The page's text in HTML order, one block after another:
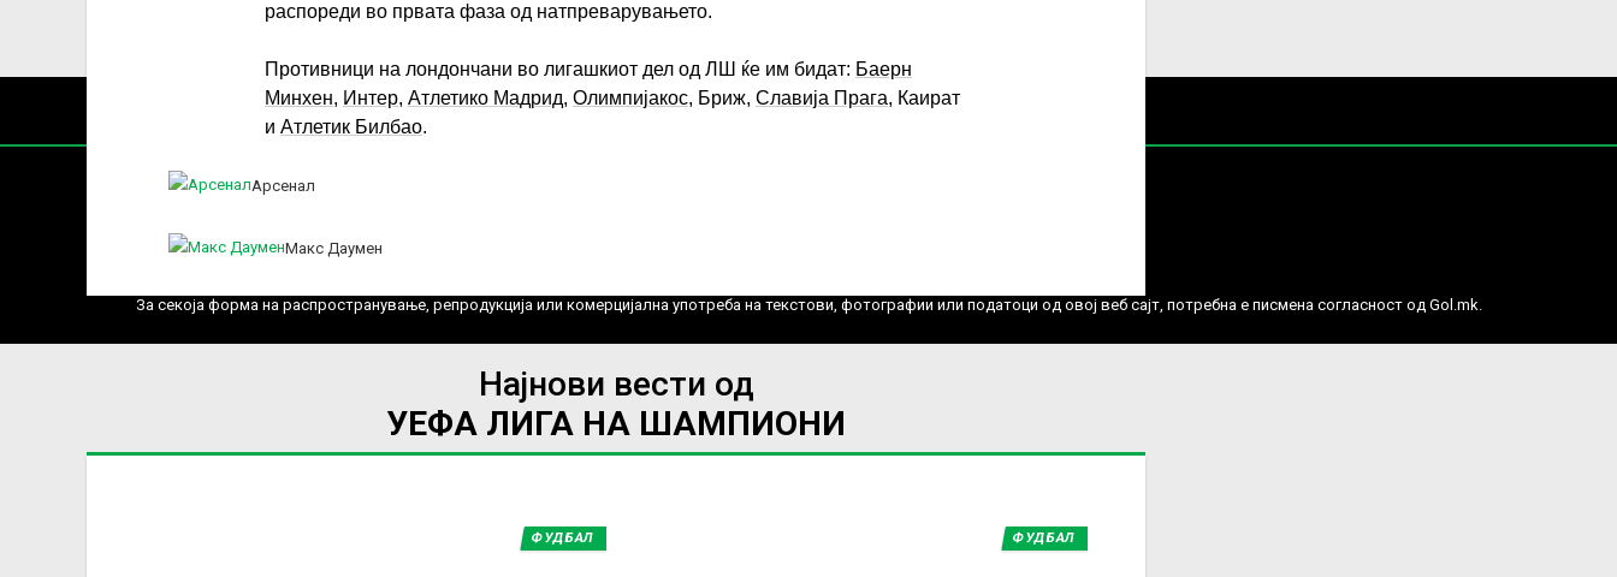
распореди во првата фаза од натпреварувањето.
Противници на лондончани во лигашкиот дел од ЛШ ќе им бидат: Баерн
Минхен, Интер, Атлетико Мадрид, Олимпијакос, Бриж, Славија Прага, Каират
и Атлетик Билбао.
Арсенал
Макс Даумен
Најнови вести од
УЕФА ЛИГА НА ШАМПИОНИ
ФУДБАЛ ФУДБАЛ
ИМПРЕСУМ МАРКЕТИНГ КОНТАКТ
За секоја форма на распространување, репродукција или комерцијална употреба на текстови, фотографии или податоци од овој веб сајт, потребна е писмена согласност од Gol.mk.